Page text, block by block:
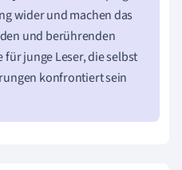
wider und machen das
und berührenden
junge Leser, die selbst
konfrontiert sein